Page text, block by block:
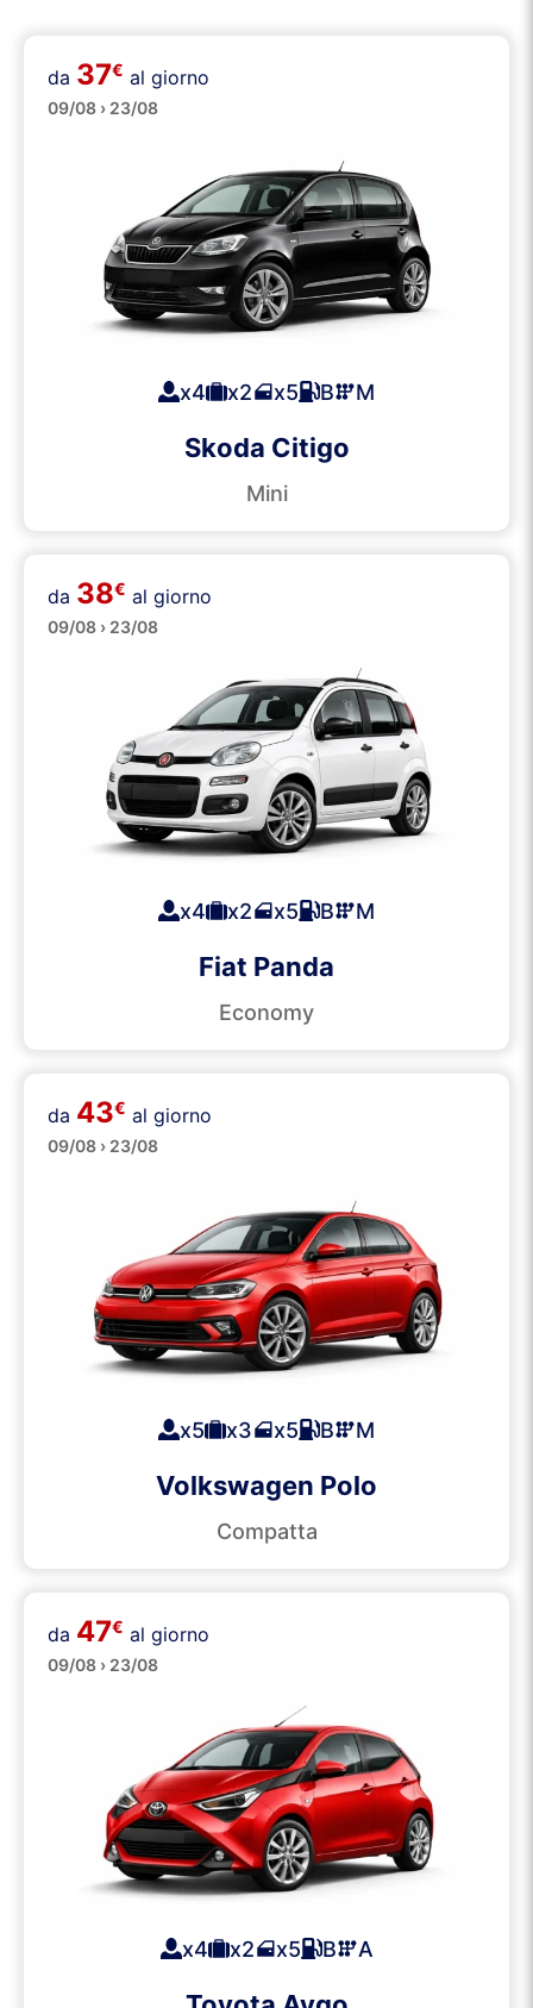
Piccole
da 37€ al giorno
09/08 › 23/08
x4 x2 x5 B M
Skoda Citigo
Mini
Piccole
da 38€ al giorno
09/08 › 23/08
x4 x2 x5 B M
Fiat Panda
Economy
Medie
da 43€ al giorno
09/08 › 23/08
x5 x3 x5 B M
Volkswagen Polo
Compatta
Piccole
da 47€ al giorno
09/08 › 23/08
x4 x2 x5 B A